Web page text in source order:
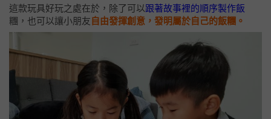
這款玩具好玩之處在於，除了可以跟著故事裡的順序製作飯
糰，也可以讓小朋友 自由發揮創意，發明屬於自己的飯糰。